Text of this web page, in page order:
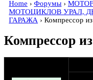
Home › Форумы ›
МОТОЦИКЛОВ УРАЛ,
ГАРАЖА › Компрессор
Компрессор